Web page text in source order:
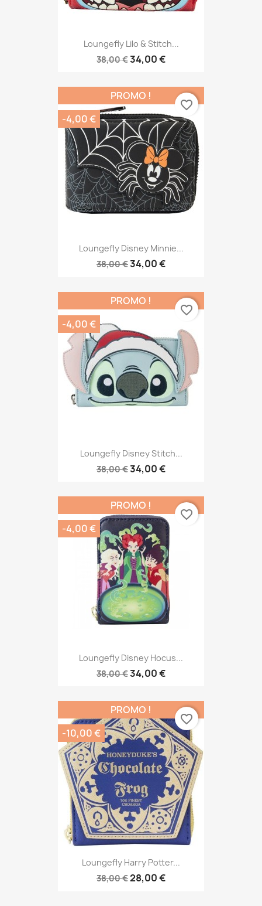
Loungefly Lilo & Stitch...
38,00 €34,00 €
Loungefly Disney Minnie...
38,00 €34,00 €
PROMO !
-4,00 €
favorite_border
Loungefly Disney Stitch...
38,00 €34,00 €
PROMO !
-4,00 €
favorite_border
Loungefly Disney Hocus...
38,00 €34,00 €
PROMO !
-4,00 €
favorite_border
Loungefly Harry Potter...
38,00 €28,00 €
PROMO !
-10,00 €
favorite_border